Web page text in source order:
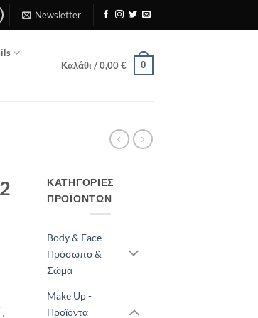
Newsletter
Καλάθι /0,00€ 0
ΚΑΤΗΓΟΡΊΕΣ
ΠΡΟΪΌΝΤΩΝ
Body & Face -
Πρόσωπο &
Σώμα
Make Up -
Προϊόντα